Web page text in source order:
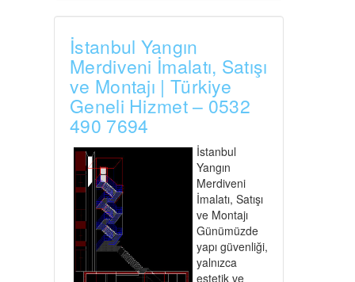
İstanbul Yangın
Merdiveni İmalatı, Satışı
ve Montajı | Türkiye
Geneli Hizmet – 0532
490 7694
İstanbul
Yangın
Merdiveni
İmalatı, Satışı
ve Montajı
Günümüzde
yapı güvenliği,
yalnızca
estetik ve